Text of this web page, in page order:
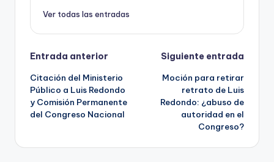
Ver todas las entradas
Navegación
de
entradas
Entrada anterior
Citación del Ministerio
Público a Luis Redondo
y Comisión Permanente
del Congreso Nacional
Siguiente entrada
Moción para retirar
retrato de Luis
Redondo: ¿abuso de
autoridad en el
Congreso?